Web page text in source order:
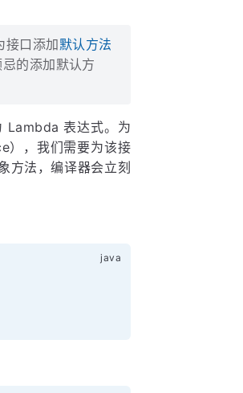
口添加默认方法
的添加默认方
Lambda 表达式。为
），我们需要为该接
方法，编译器会立刻